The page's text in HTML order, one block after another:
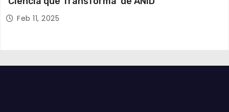
Feb 11, 2025